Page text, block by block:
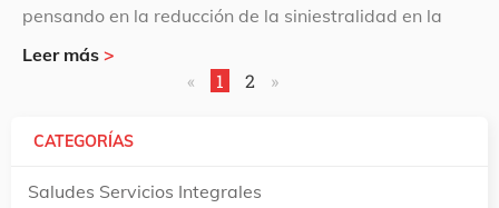
pensando en la reducción de la siniestralidad en la
Leer más >
« 1 2 »
CATEGORÍAS
Saludes Servicios Integrales